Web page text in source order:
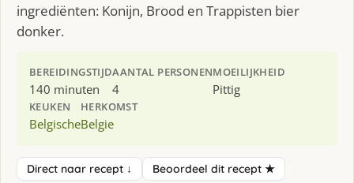
ingrediënten: Konijn, Brood en Trappisten bier
donker.
BEREIDINGSTIJD
140 minuten
AANTAL PERSONEN
4
MOEILIJKHEID
Pittig
KEUKEN
Belgische
HERKOMST
Belgie
Direct naar recept ↓ Beoordeel dit recept ★